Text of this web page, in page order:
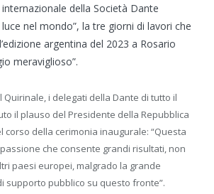
internazionale della Società Dante
luce nel mondo”, la tre giorni di lavori che
argentina del 2023 a Rosario
meraviglioso”.
Quirinale, i delegati della Dante di tutto il
il plauso del Presidente della Repubblica
corso della cerimonia inaugurale: “Questa
che consente grandi risultati, non
paesi europei, malgrado la grande
supporto pubblico su questo fronte”.